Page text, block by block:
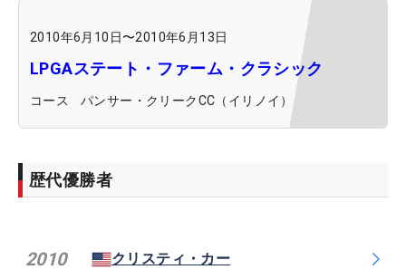
2010年6月10日〜2010年6月13日
LPGAステート・ファーム・クラシック
コース パンサー・クリークCC（イリノイ）
歴代優勝者
2010 クリスティ・カー